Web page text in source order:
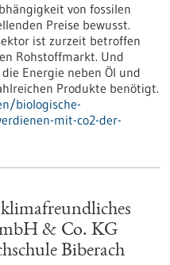
von fossilen
Preise bewusst.
ist zurzeit betroffen
Rohstoffmarkt. Und
Energie neben Öl und
Produkte benötigt.
biologische-
mit-co2-der-
& Co. KG
Biberach